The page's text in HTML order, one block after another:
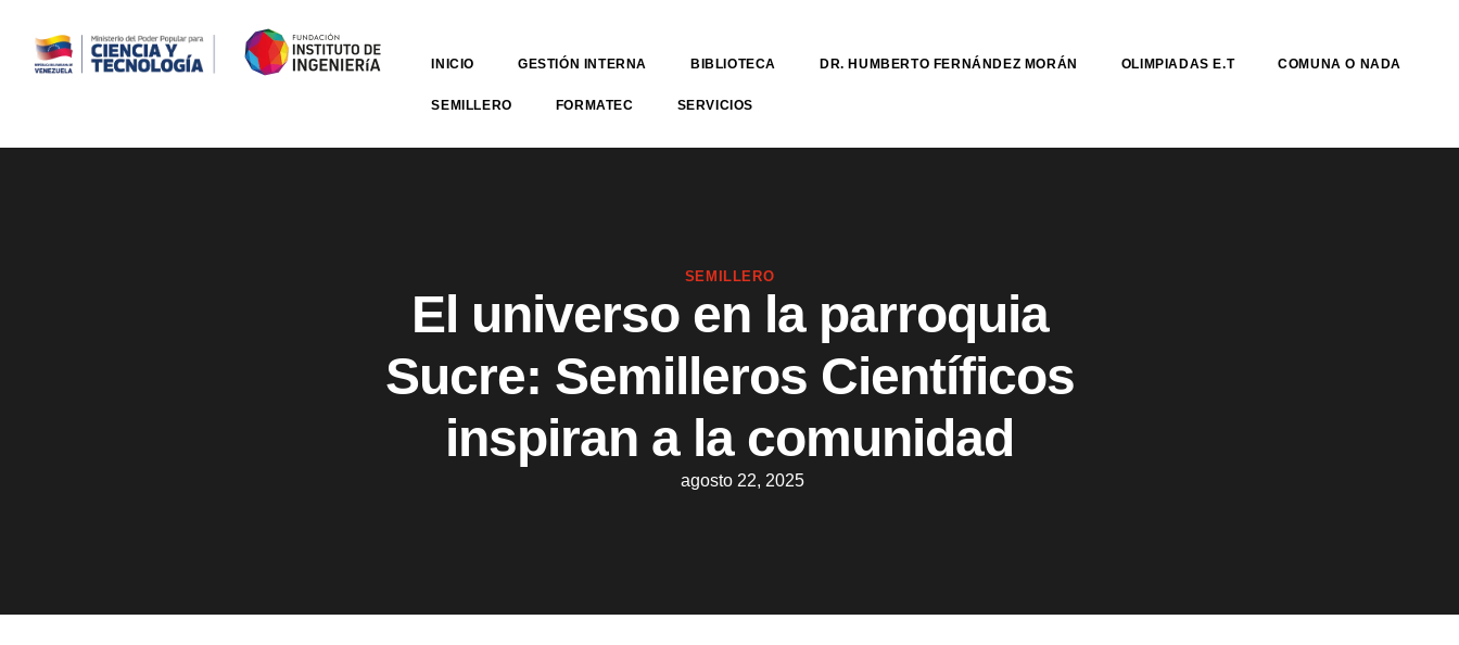
INICIO GESTIÓN INTERNA BIBLIOTECA DR. HUMBERTO FERNÁNDEZ MORÁN OLIMPIADAS E.T COMUNA O NADA
SEMILLERO FORMATEC SERVICIOS
SEMILLERO
El universo en la parroquia
Sucre: Semilleros Científicos
inspiran a la comunidad
agosto 22, 2025